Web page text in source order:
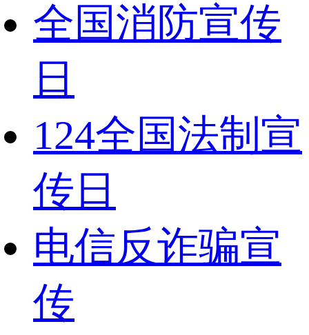
全国消防宣传
日
124全国法制宣
传日
电信反诈骗宣
传